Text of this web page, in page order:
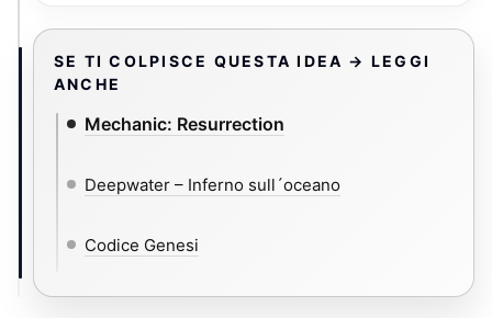
SE TI COLPISCE QUESTA IDEA → LEGGI
ANCHE
Mechanic: Resurrection
Deepwater – Inferno sull´oceano
Codice Genesi